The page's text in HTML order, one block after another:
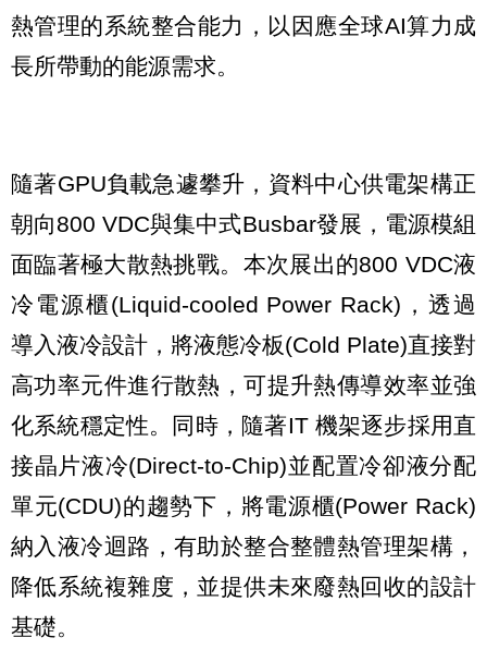
熱管理的系統整合能力，以因應全球AI算力成
長所帶動的能源需求。
隨著GPU負載急遽攀升，資料中心供電架構正
朝向800 VDC與集中式Busbar發展，電源模組
面臨著極大散熱挑戰。本次展出的800 VDC液
冷電源櫃(Liquid-cooled Power Rack)，透過
導入液冷設計，將液態冷板(Cold Plate)直接對
高功率元件進行散熱，可提升熱傳導效率並強
化系統穩定性。同時，隨著IT 機架逐步採用直
接晶片液冷(Direct-to-Chip)並配置冷卻液分配
單元(CDU)的趨勢下，將電源櫃(Power Rack)
納入液冷迴路，有助於整合整體熱管理架構，
降低系統複雜度，並提供未來廢熱回收的設計
基礎。